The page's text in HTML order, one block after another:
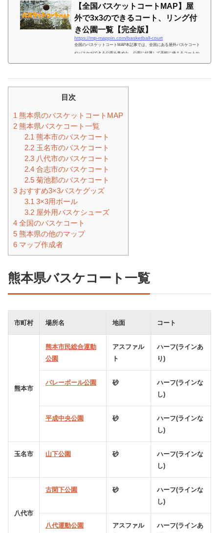
【全国バスケットコートMAP】屋
外で3x3のできるコート、リング付
き公園一覧【完全版】
https://mp-mappin.com/basketball-court
全国のバスケットコートMAP本記事では、全国にある屋外バスケコート
やバスケができる公園を集めた。公園に付属して手軽に使えるコートか
ケコートの外観画像 バスケコートのある住所 駐車場の有無（料金につ
いても） 地面の状態（砂やアスファルトなど） コートの広さ（3X3用ハ
ーフコート、ゲームのできるフルコート） その他備考（予約必要なも
目次
1 熊本県のバスケットコートMAP
2 熊本県バスケコート一覧
2.1 熊本市のバスケコート
2.2玉名市のバスケコート
2.3八代市のバスケコート
2.4合志市のバスケコート
2.5菊池郡のバスケコート
3 おすすめ3×3バスケグッズ
3.1 3×3用ボール
3.2屋外用バスケシューズ
4 全国のバスケコート
5 熊本県の他のマップ
6 マップ作成者
熊本県バスケコート一覧
市町村 場所名 地面 コート
熊本市
熊本市民総合運動
公園
アスファル
ト
ハーフ(ラインあ
り)
バレーボール公園 砂
ハーフ(ラインな
し)
平成中央公園 砂
ハーフ(ラインな
し)
玉名市 山下公園 砂
ハーフ(ラインな
し)
八代市
古閑下公園 砂
ハーフ(ラインな
し)
八代運動公園
アスファル
ハーフ(ラインあ